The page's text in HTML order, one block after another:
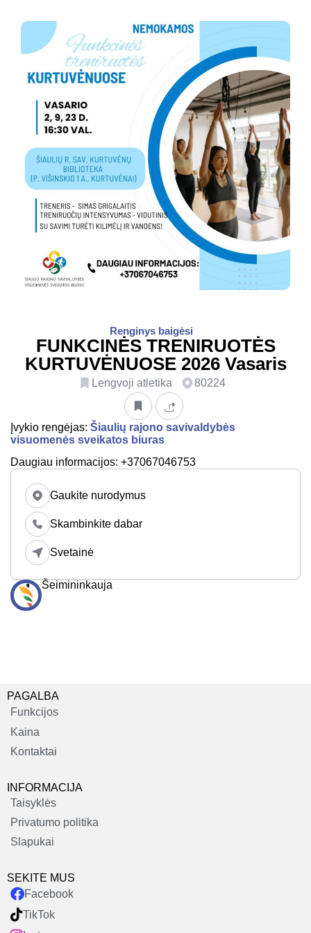
Renginys baigėsi
FUNKCINĖS TRENIRUOTĖS
KURTUVĖNUOSE 2026 Vasaris
Lengvoji atletika 80224
Įvykio rengėjas: Šiaulių rajono savivaldybės
visuomenės sveikatos biuras
Daugiau informacijos: +37067046753
Gaukite nurodymus
Skambinkite dabar
Svetainė
Šeimininkauja
PAGALBA
Funkcijos
Kaina
Kontaktai
INFORMACIJA
Taisyklės
Privatumo politika
Slapukai
SEKITE MUS
Facebook
TikTok